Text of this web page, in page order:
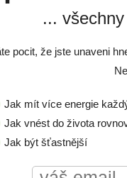
...
pocit, že jste unaveni
Jak mít více energie
Jak vnést do života
Jak být šťastnější
utváří vztahy zrozenec